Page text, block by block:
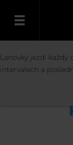
Čeština
Lanovky jezdí každý
intervalech a